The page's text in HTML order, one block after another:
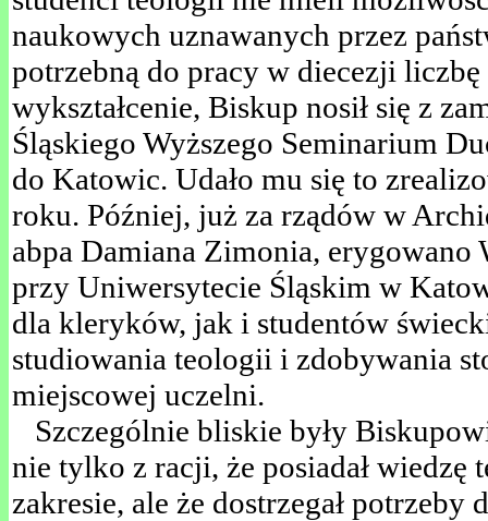
naukowych uznawanych przez
potrzebną do pracy w diecezji liczbę
wykształcenie, Biskup nosił się z
Śląskiego Wyższego Seminarium
do Katowic. Udało mu się to
roku. Później, już za rządów w
abpa Damiana Zimonia, erygowano
przy Uniwersytecie Śląskim w
dla kleryków, jak i studentów
studiowania teologii i zdobywania
miejscowej uczelni.
Szczególnie bliskie były
nie tylko z racji, że posiadał wiedzę
zakresie, ale że dostrzegał potrzeby